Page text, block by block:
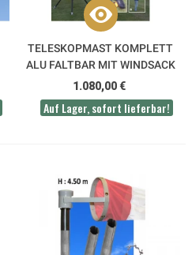
TELESKOPMAST KOMPLETT
ALU FALTBAR MIT WINDSACK
1.080,00 €
Auf Lager, sofort lieferbar!